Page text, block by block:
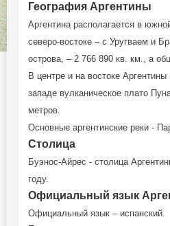
География Аргентины
Аргентина располагается в
северо-востоке – с Уругваем и
острова, – 2 766 890 кв. км., а
В центре и на востоке
западе вулканическое плато
метров.
Основные аргентинские реки -
Столица
Буэнос-Айрес - столица
году.
Официальный язык
Официальный язык – испанский.